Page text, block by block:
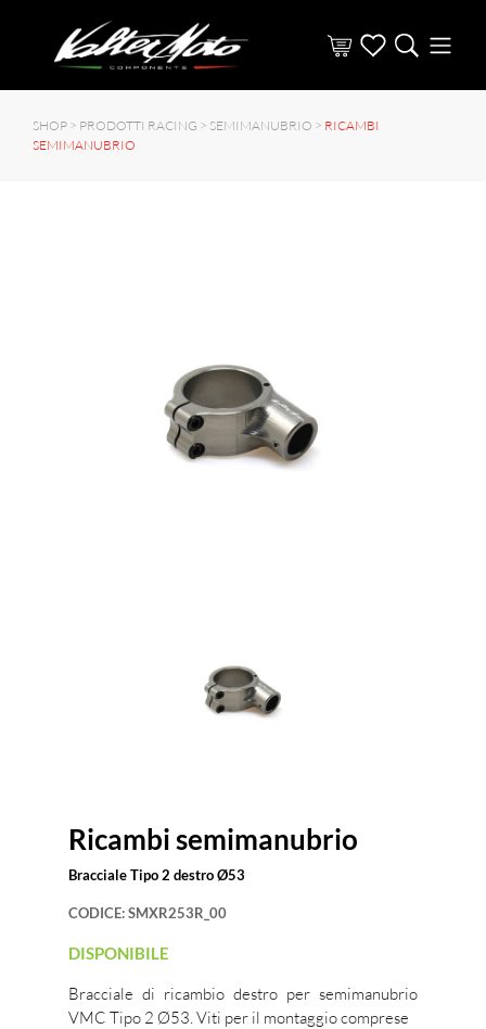
SHOP > PRODOTTI RACING > SEMIMANUBRIO > RICAMBI
SEMIMANUBRIO
Ricambi semimanubrio
Bracciale Tipo 2 destro Ø53
CODICE:SMXR253R_00
DISPONIBILE
Bracciale di ricambio destro per semimanubrio
VMC Tipo 2 Ø53. Viti per il montaggio comprese